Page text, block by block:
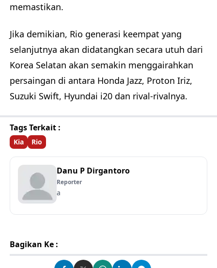
memastikan.
Jika demikian, Rio generasi keempat yang
selanjutnya akan didatangkan secara utuh dari
Korea Selatan akan semakin menggairahkan
persaingan di antara Honda Jazz, Proton Iriz,
Suzuki Swift, Hyundai i20 dan rival-rivalnya.
Tags Terkait :
Kia Rio
Danu P Dirgantoro
Reporter
a
Bagikan Ke :